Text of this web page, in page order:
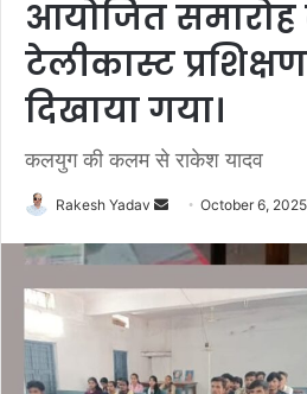
आयोजित समारोह
टेलीकास्ट
दिखाया गया।
कलयुग की कलम से राकेश यादव
Rakesh Yadav
n
d
n
e
October 6, 2025